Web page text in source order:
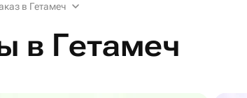
в Гетамеч
в Гетамеч